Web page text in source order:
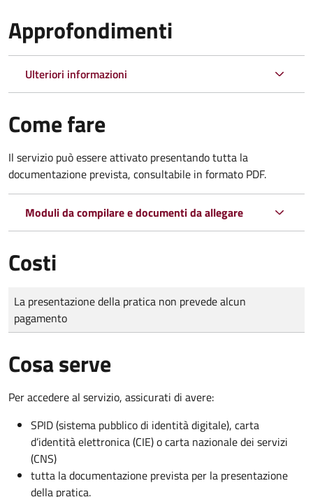
Approfondimenti
Ulteriori informazioni
Come fare
Il servizio può essere attivato presentando tutta la
documentazione prevista, consultabile in formato PDF.
Moduli da compilare e documenti da allegare
Costi
Tipo di pagamento
Importo
La presentazione della pratica non prevede alcun
pagamento
Cosa serve
Per accedere al servizio, assicurati di avere:
SPID (sistema pubblico di identità digitale), carta
d’identità elettronica (CIE) o carta nazionale dei servizi
(CNS)
tutta la documentazione prevista per la presentazione
della pratica.